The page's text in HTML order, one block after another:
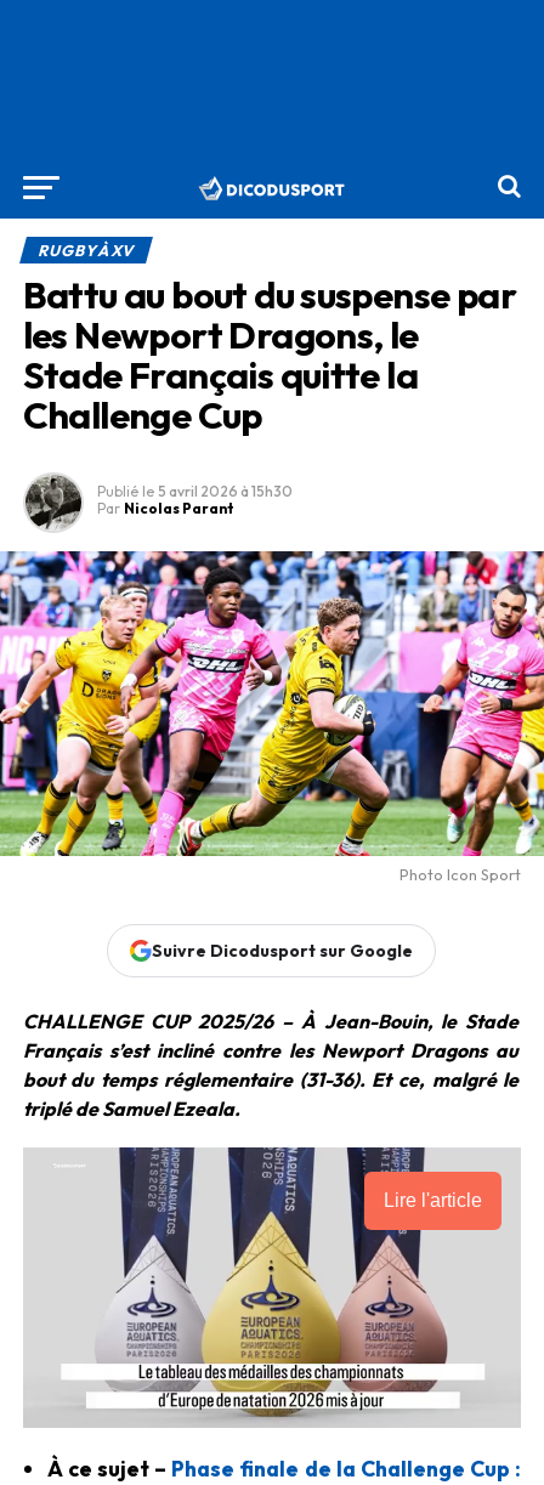
RUGBY À XV
Battu au bout du suspense par
les Newport Dragons, le
Stade Français quitte la
Challenge Cup
Publié le 5 avril 2026 à 15h30
Par Nicolas Parant
Photo Icon Sport
Suivre Dicodusport sur Google
CHALLENGE CUP 2025/26 – À Jean-Bouin, le Stade
Français s’est incliné contre les Newport Dragons au
bout du temps réglementaire (31-36). Et ce, malgré le
triplé de Samuel Ezeala.
Lire l'article
À ce sujet – Phase finale de la Challenge Cup :